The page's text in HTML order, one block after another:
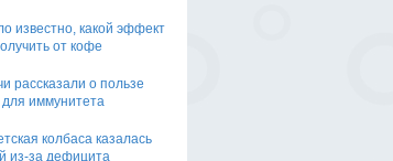
известно, какой эффект
от кофе
рассказали о пользе
для иммунитета
колбаса казалась
из-за дефицита